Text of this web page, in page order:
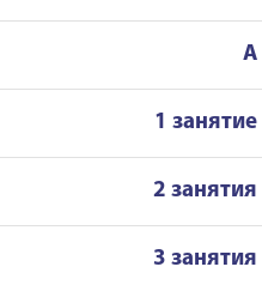
A
1 занятие
2 занятия
3 занятия